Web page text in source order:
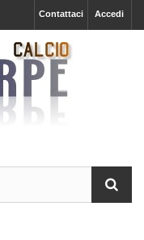
Accedi
Contattaci